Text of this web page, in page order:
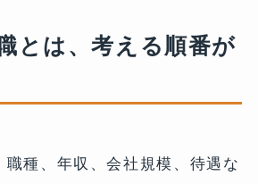
とは、考える順番が
職種、年収、会社規模、待遇な